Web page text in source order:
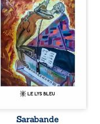
Dans la clarté
bienveillante de la
lune, Rêves,
pensées, révoltes
et espoirs… Des
mots s’assemblent,
colorés, rebelles
aux règles de la
poésie, mais
chantant en
forment une
Sarabande